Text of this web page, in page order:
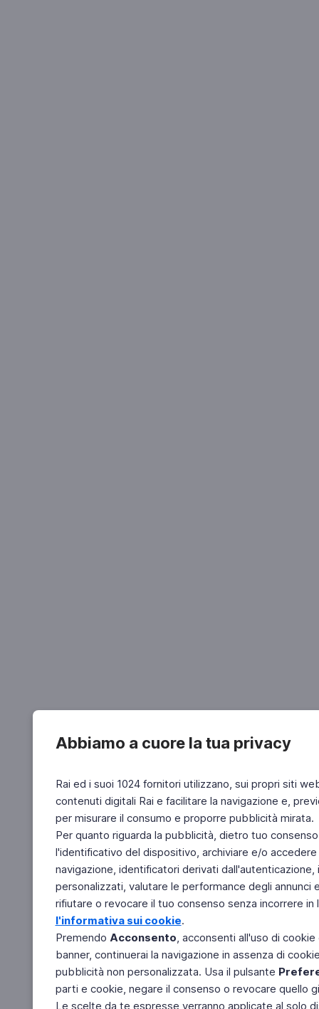
Abbiamo a cuore la tua privacy
Rai ed i suoi 1024 fornitori utilizzano, sui propri siti
contenuti digitali Rai e facilitare la navigazione e,
per misurare il consumo e proporre pubblicità mirata.
Per quanto riguarda la pubblicità, dietro tuo
l'identificativo del dispositivo, archiviare e/o
navigazione, identificatori derivati
personalizzati, valutare le performance degli
rifiutare o revocare il tuo consenso senza incorrere
l'informativa sui cookie.
Premendo Acconsento, acconsenti all'uso di
banner, continuerai la navigazione in assenza di
pubblicità non personalizzata. Usa il pulsante
parti e cookie, negare il consenso o revocare quello
Le scelte da te espresse verranno applicate al solo